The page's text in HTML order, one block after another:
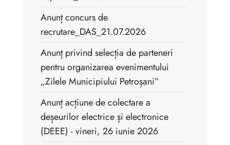
Anunț concurs de
recrutare_DAS_21.07.2026
Anunț privind selecția de parteneri
pentru organizarea evenimentului
„Zilele Municipiului Petroșani”
Anunț acțiune de colectare a
deșeurilor electrice și electronice
(DEEE) - vineri, 26 iunie 2026